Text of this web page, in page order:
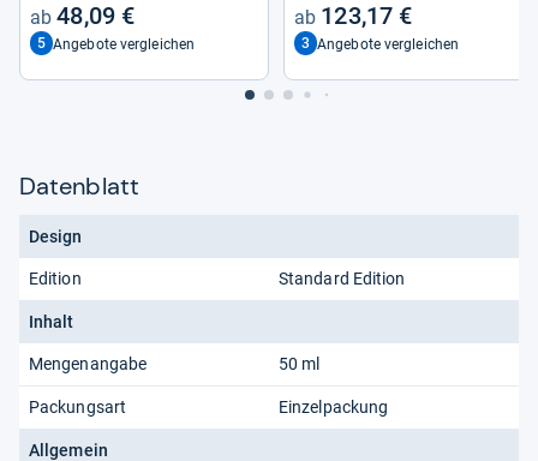
48,09 €
5 Angebote vergleichen
123,17 €
3 Angebote vergleichen
Datenblatt
Design
Edition Standard Edition
Inhalt
Mengenangabe 50 ml
Packungsart Einzelpackung
Allgemein